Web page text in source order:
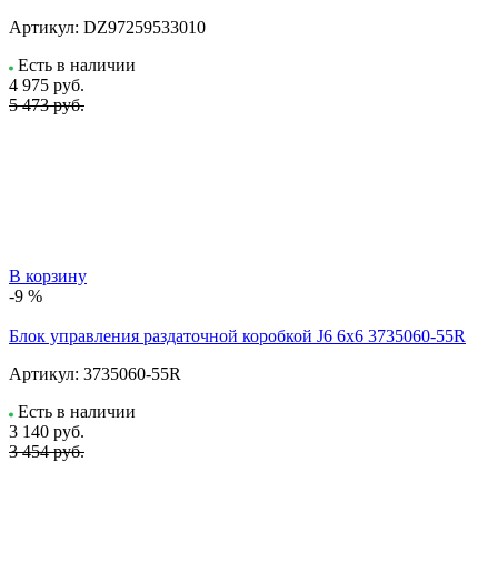
Артикул: DZ97259533010
Есть в наличии
4 975 руб.
5 473 руб.
В корзину
-9 %
Блок управления раздаточной коробкой J6 6x6 3735060-55R
Артикул: 3735060-55R
Есть в наличии
3 140 руб.
3 454 руб.